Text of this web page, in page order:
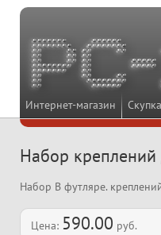
Интернет-магазин
Набор
Набор В футляре.
Цена: 590.00 руб.